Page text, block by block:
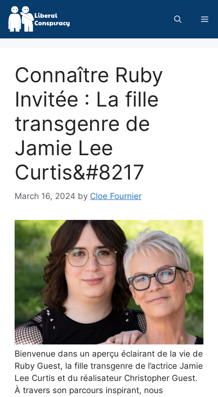
Skip
content
Connaître Ruby
Invitée : La fille
transgenre de
Jamie Lee
Curtis&#8217
March 16, 2024 by Cloe Fournier
Bienvenue dans un aperçu éclairant de la vie de
Ruby Guest, la fille transgenre de l’actrice Jamie
Lee Curtis et du réalisateur Christopher Guest.
À travers son parcours inspirant, nous